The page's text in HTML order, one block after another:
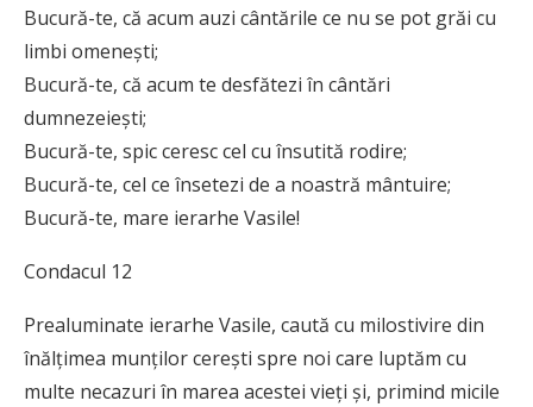
Bucură-te, că acum auzi cântările ce nu se pot grăi cu
limbi omeneşti;
Bucură-te, că acum te desfătezi în cântări
dumnezeieşti;
Bucură-te, spic ceresc cel cu însutită rodire;
Bucură-te, cel ce însetezi de a noastră mântuire;
Bucură-te, mare ierarhe Vasile!
Condacul 12
Prealuminate ierarhe Vasile, caută cu milostivire din
înălţimea munţilor cereşti spre noi care luptăm cu
multe necazuri în marea acestei vieţi şi, primind micile